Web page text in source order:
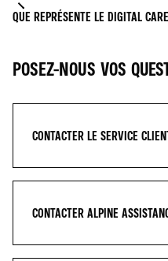
QUE REPRÉSENTE LE DIGITAL
POSEZ-NOUS VOS
CONTACTER LE SERVICE
CONTACTER ALPINE